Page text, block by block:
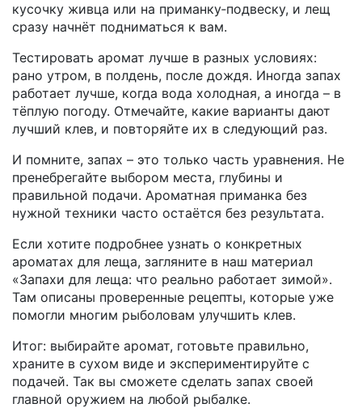
кусочку живца или на приманку‑подвеску, и лещ
сразу начнёт подниматься к вам.
Тестировать аромат лучше в разных условиях:
рано утром, в полдень, после дождя. Иногда запах
работает лучше, когда вода холодная, а иногда – в
тёплую погоду. Отмечайте, какие варианты дают
лучший клев, и повторяйте их в следующий раз.
И помните, запах – это только часть уравнения. Не
пренебрегайте выбором места, глубины и
правильной подачи. Ароматная приманка без
нужной техники часто остаётся без результата.
Если хотите подробнее узнать о конкретных
ароматах для леща, загляните в наш материал
«Запахи для леща: что реально работает зимой».
Там описаны проверенные рецепты, которые уже
помогли многим рыболовам улучшить клев.
Итог: выбирайте аромат, готовьте правильно,
храните в сухом виде и экспериментируйте с
подачей. Так вы сможете сделать запах своей
главной оружием на любой рыбалке.